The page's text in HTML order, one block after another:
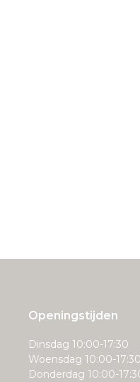
Openingstijden
Dinsdag 10:00-17:30
Woensdag 10:00-17:30
Donderdag 10:00-